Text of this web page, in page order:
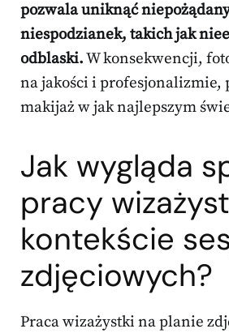
pozwala uniknąć
niespodzianek, takich jak
odblaski.W konsekwencji,
na jakości i profesjonalizmie,
makijaż w jak najlepszym
Jak wygląda
pracy
kontekście
zdjęciowych?
Praca wizażystki na planie